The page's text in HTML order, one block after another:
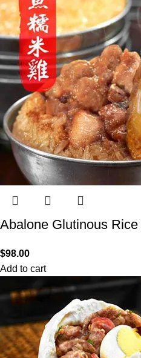
Abalone Glutinous
$98.00
Add to cart